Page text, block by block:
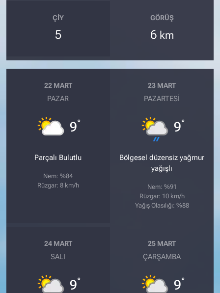
ÇIY
5
GÖRÜŞ
6 km
22 MART
PAZAR
9°
Parçalı Bulutlu
Nem: %84
Rüzgar: 8 km/h
23 MART
PAZARTESI
9°
Bölgesel düzensiz yağmur
yağışlı
Nem: %91
Rüzgar: 10 km/h
Yağış Olasılığı: %88
24 MART
SALI
9°
25 MART
ÇARŞAMBA
9°